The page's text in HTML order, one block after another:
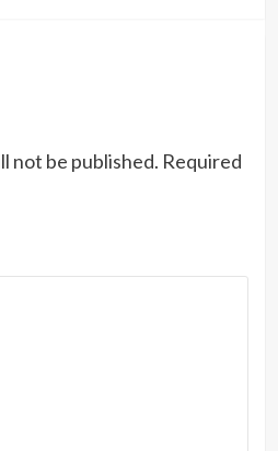
not be published. Required